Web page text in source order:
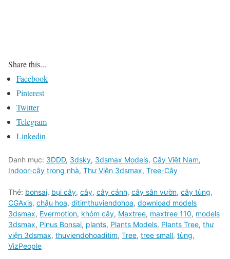
Share this...
Facebook
Pinterest
Twitter
Telegram
Linkedin
Danh mục: 3DDD, 3dsky, 3dsmax Models, Cây Việt Nam,
Indoor-cây trong nhà, Thư Viện 3dsmax, Tree-Cây
Thẻ: bonsai, bụi cây, cây, cây cảnh, cây sân vườn, cây tùng,
CGAxis, chậu hoa, ditimthuviendohoa, download models
3dsmax, Evermotion, khóm cây, Maxtree, maxtree 110, models
3dsmax, Pinus Bonsai, plants, Plants Models, Plants Tree, thư
viện 3dsmax, thuviendohoaditim, Tree, tree small, tùng,
VizPeople